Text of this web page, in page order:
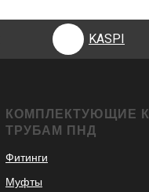
KASPI
КОМПЛЕКТУЮЩИЕ К
ТРУБАМ ПНД
Фитинги
Муфты